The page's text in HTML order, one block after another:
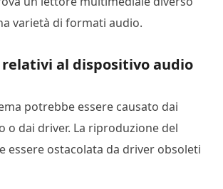
varietà di formati audio.
al dispositivo audio
potrebbe essere causato dai
o dai driver. La riproduzione del
essere ostacolata da driver obsoleti